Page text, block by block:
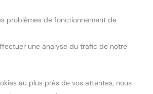
problèmes de fonctionnement de
une analyse du trafic de notre
au plus près de vos attentes, nous